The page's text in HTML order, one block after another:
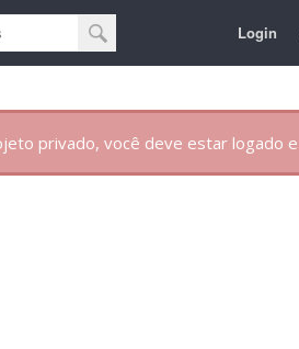
Login
privado, você deve estar logado